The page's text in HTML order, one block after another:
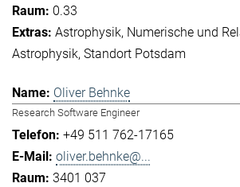
0.33
Astrophysik Numerische und
Astrophysik Standort Potsdam
Oliver Behnke
Research Software Engineer
+49 511 762-17165
oliver.behnke@...
3401 037